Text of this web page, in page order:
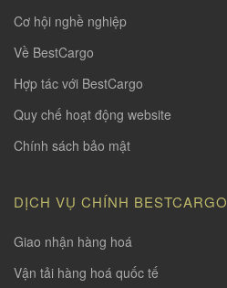
Cơ hội nghề nghiệp
Về BestCargo
Hợp tác với BestCargo
Quy chế hoạt động website
Chính sách bảo mật
DỊCH VỤ CHÍNH BESTCARGO
Giao nhận hàng hoá
Vận tải hàng hoá quốc tế